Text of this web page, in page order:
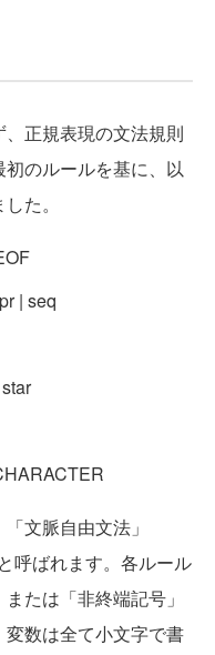
正規表現の文法規則
のルールを基に、以
た。
| seq
文脈自由文法」
呼ばれます。各ルール
たは「非終端記号」
数は全て小文字で書